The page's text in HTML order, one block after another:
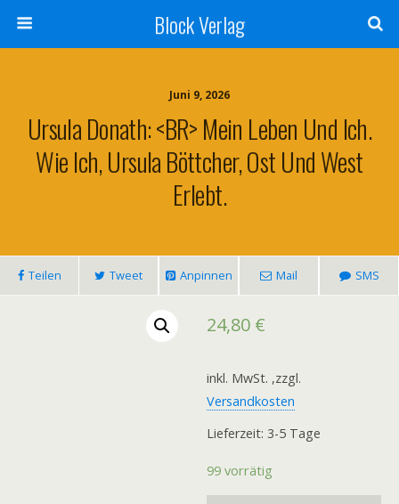
Block Verlag
Juni 9, 2026
Ursula Donath: <BR> Mein Leben Und Ich.
Wie Ich, Ursula Böttcher, Ost Und West
Erlebt.
Teilen Tweet Anpinnen Mail SMS
24,80 €
inkl. MwSt. ,zzgl.
Versandkosten
Lieferzeit: 3-5 Tage
99 vorrätig